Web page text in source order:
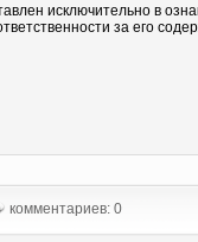
исключительно в
за его
комментариев: 0